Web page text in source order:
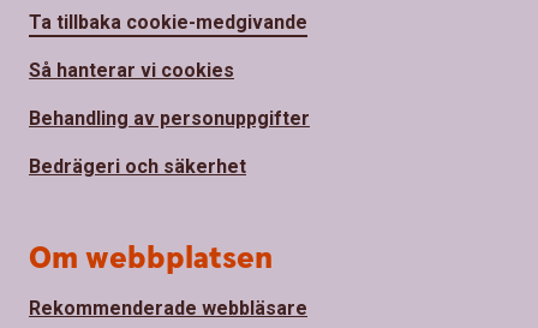
Ta tillbaka cookie-medgivande
Så hanterar vi cookies
Behandling av personuppgifter
Bedrägeri och säkerhet
Om webbplatsen
Rekommenderade webbläsare